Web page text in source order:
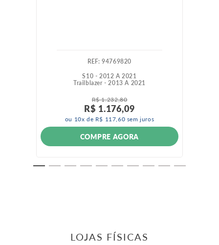
:94769820
S10 - 2012 A 2021
Trailblazer - 2013 A 2021
R$ 1.232,80
R$ 1.176,09
ou 10x de R$ 117,60 sem juros
COMPRE AGORA
LOJAS FÍSICAS